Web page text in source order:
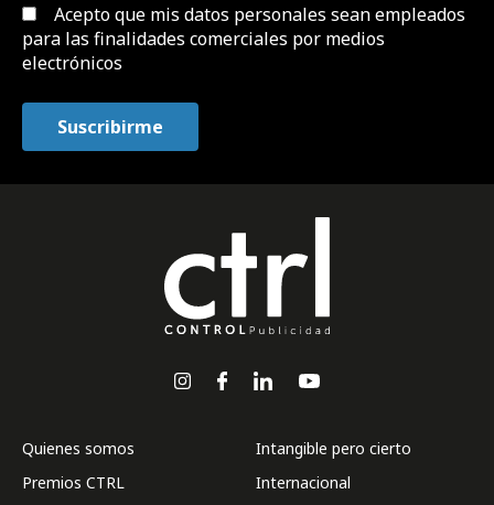
Acepto que mis datos personales sean empleados
para las finalidades comerciales por medios
electrónicos
Quienes somos
Premios CTRL
Intangible pero cierto
Internacional